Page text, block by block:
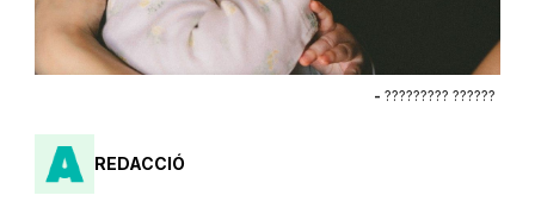
- ????????? ??????
REDACCIÓ